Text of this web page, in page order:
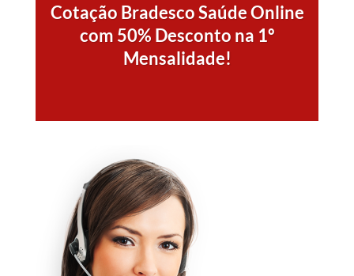
Cotação Bradesco Saúde Online
com 50% Desconto na 1º
Mensalidade!